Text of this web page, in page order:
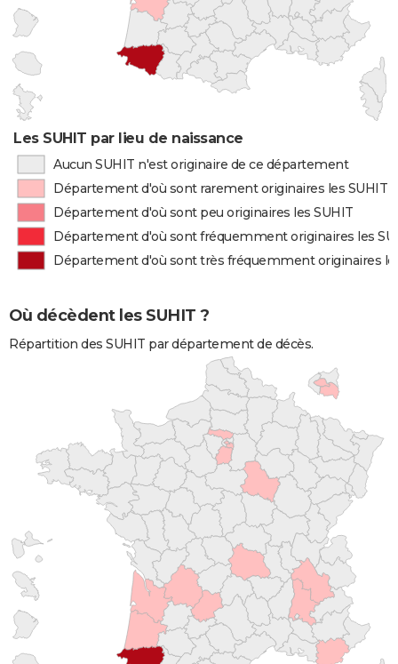
Les SUHIT par lieu de naissance
Aucun SUHIT n'est originaire de ce département
Département d'où sont rarement originaires les SUHIT
Département d'où sont peu originaires les SUHIT
Département d'où sont fréquemment originaires les
Département d'où sont très fréquemment originaires
Où décèdent les SUHIT ?
Répartition des SUHIT par département de décès.